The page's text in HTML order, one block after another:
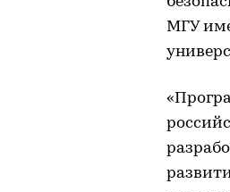
МГУ